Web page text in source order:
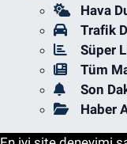
Hava
Trafik
Süper
Tüm
Son
Haber